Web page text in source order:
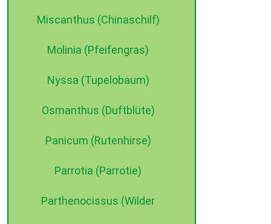
Miscanthus (Chinaschilf)
Molinia (Pfeifengras)
Nyssa (Tupelobaum)
Osmanthus (Duftblüte)
Panicum (Rutenhirse)
Parrotia (Parrotie)
Parthenocissus (Wilder